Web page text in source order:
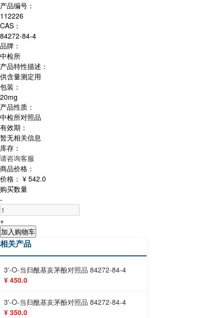
产品编号：
112226
CAS：
84272-84-4
品牌：
中检所
产品特性描述：
供含量测定用
包装：
20mg
产品性质：
中检所对照品
有效期：
暂无相关信息
库存：
请咨询客服
商品价格：
价格： ¥ 542.0
购买数量
-
+
加入购物车
相关产品
3'-O-当归酰基亥茅酚对照品 84272-84-4
¥ 450.0
3'-O-当归酰基亥茅酚对照品 84272-84-4
¥ 350.0